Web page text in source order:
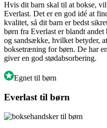
Hvis dit barn skal til at bokse,
Everlast. Det er en god idé at
kvalitet, så dit barn er bedst
børn fra Everlast er blandt
og sandsække, hvilket betyder,
boksetræning for børn. De har
giver en god stødabsorbering.
Egnet til børn
Everlast til børn